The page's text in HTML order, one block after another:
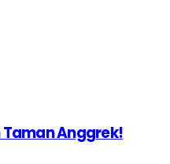
Taman Anggrek!